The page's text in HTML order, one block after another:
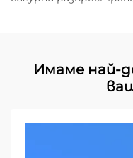
Имаме най-